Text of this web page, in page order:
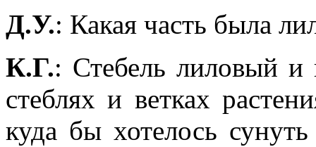
Д.У.: Какая часть была
К.Г.: Стебель лиловый
стеблях и ветках
куда бы хотелось